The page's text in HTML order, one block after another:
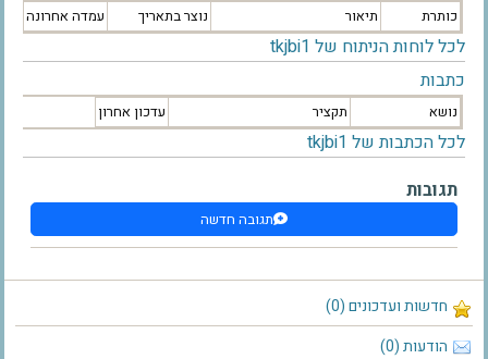
חדשות ועדכונים (0)
הודעות (0)
כותרת תיאור נוצר בתאריך עמדה אחרונה
לכל לוחות הניתוח של tkjbi1
כתבות
נושא תקציר עדכון אחרון
לכל הכתבות של tkjbi1
תגובות
תגובה חדשה